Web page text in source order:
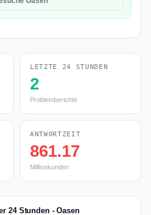
LETZTE 24 STUNDEN
2
Problemberichte
ANTWORTZEIT
861.17
Millisekunden
24 Stunden - Oasen